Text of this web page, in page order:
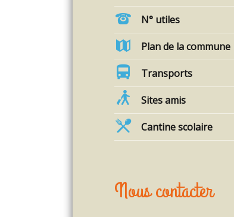
N° utiles
Plan de la commune
Transports
Sites amis
Cantine scolaire
Nous contacter